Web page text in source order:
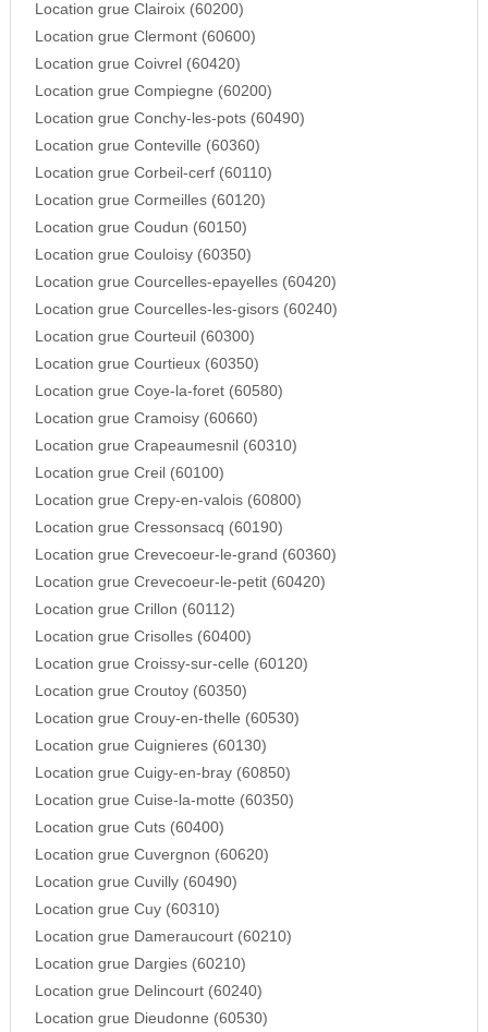
Location grue Clairoix (60200)
Location grue Clermont (60600)
Location grue Coivrel (60420)
Location grue Compiegne (60200)
Location grue Conchy-les-pots (60490)
Location grue Conteville (60360)
Location grue Corbeil-cerf (60110)
Location grue Cormeilles (60120)
Location grue Coudun (60150)
Location grue Couloisy (60350)
Location grue Courcelles-epayelles (60420)
Location grue Courcelles-les-gisors (60240)
Location grue Courteuil (60300)
Location grue Courtieux (60350)
Location grue Coye-la-foret (60580)
Location grue Cramoisy (60660)
Location grue Crapeaumesnil (60310)
Location grue Creil (60100)
Location grue Crepy-en-valois (60800)
Location grue Cressonsacq (60190)
Location grue Crevecoeur-le-grand (60360)
Location grue Crevecoeur-le-petit (60420)
Location grue Crillon (60112)
Location grue Crisolles (60400)
Location grue Croissy-sur-celle (60120)
Location grue Croutoy (60350)
Location grue Crouy-en-thelle (60530)
Location grue Cuignieres (60130)
Location grue Cuigy-en-bray (60850)
Location grue Cuise-la-motte (60350)
Location grue Cuts (60400)
Location grue Cuvergnon (60620)
Location grue Cuvilly (60490)
Location grue Cuy (60310)
Location grue Dameraucourt (60210)
Location grue Dargies (60210)
Location grue Delincourt (60240)
Location grue Dieudonne (60530)